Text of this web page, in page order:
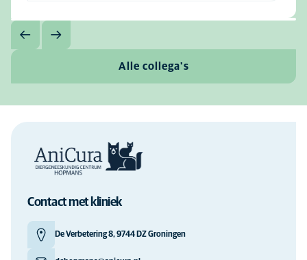
Alle collega's
Contact met kliniek
De Verbetering 8, 9744 DZ Groningen